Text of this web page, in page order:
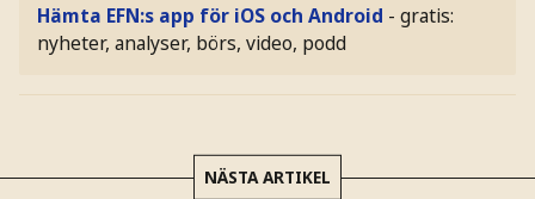
Hämta EFN:s app för iOS och Android - gratis:
nyheter, analyser, börs, video, podd
NÄSTA ARTIKEL